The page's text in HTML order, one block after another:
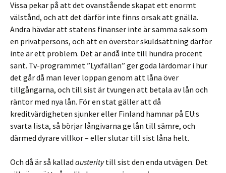
Vissa pekar på att det ovanstående skapat ett enormt
välstånd, och att det därför inte finns orsak att gnälla.
Andra hävdar att statens finanser inte är samma sak som
en privatpersons, och att en överstor skuldsättning därför
inte är ett problem. Det är ändå inte till hundra procent
sant. Tv-programmet ”Lyxfällan” ger goda lärdomar i hur
det går då man lever loppan genom att låna över
tillgångarna, och till sist är tvungen att betala av lån och
räntor med nya lån. För en stat gäller att då
kreditvärdigheten sjunker eller Finland hamnar på EU:s
svarta lista, så börjar långivarna ge lån till sämre, och
därmed dyrare villkor – eller slutar till sist låna helt.
Och då är så kallad austeritytill sist den enda utvägen. Det